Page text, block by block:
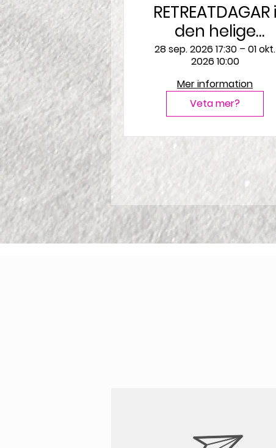
RETREATDAGAR i
den helige
Franciskus anda
28 sep. 2026 17:30 – 01 okt.
2026 10:00
Mer information
Veta mer?